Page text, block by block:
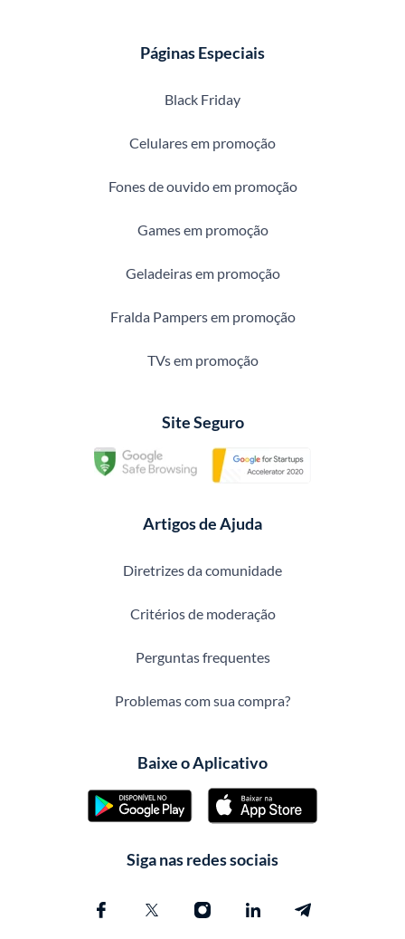
Páginas Especiais
Black Friday
Celulares em promoção
Fones de ouvido em promoção
Games em promoção
Geladeiras em promoção
Fralda Pampers em promoção
TVs em promoção
Site Seguro
Artigos de Ajuda
Diretrizes da comunidade
Critérios de moderação
Perguntas frequentes
Problemas com sua compra?
Baixe o Aplicativo
Siga nas redes sociais